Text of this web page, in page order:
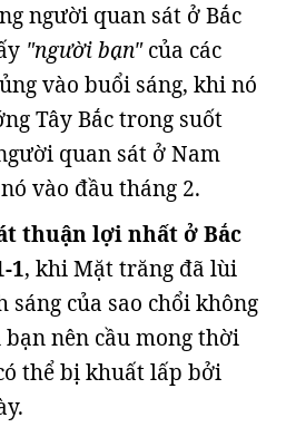
người quan sát ở Bắc
"người bạn"của các
vào buổi sáng, khi nó
Tây Bắc trong suốt
quan sát ở Nam
vào đầu tháng 2.
thuận lợi nhất ở Bắc
1, khi Mặt trăng đã lùi
sáng của sao chổi không
nên cầu mong thời
thể bị khuất lấp bởi